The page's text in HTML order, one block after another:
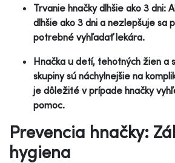
Trvanie hnačky dlhšie ako 3 dni:
dlhšie ako 3 dni a nezlepšuje sa
potrebné vyhľadať lekára.
Hnačka u detí, tehotných žien a
skupiny sú náchylnejšie na
je dôležité v prípade hnačky
pomoc.
Prevencia hnačky:
hygiena